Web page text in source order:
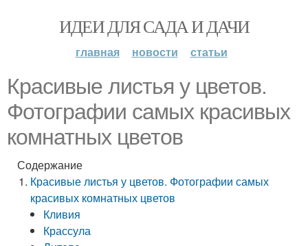
ИДЕИ ДЛЯ САДА И ДАЧИ
главная новости статьи
Красивые листья у цветов.
Фотографии самых красивых
комнатных цветов
Содержание
Красивые листья у цветов. Фотографии самых
красивых комнатных цветов
Кливия
Крассула